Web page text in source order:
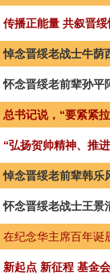
传播正能量 共叙晋绥
悼念晋绥老战士牛荫
怀念晋绥老前辈孙平
总书记说，“要紧紧
“弘扬贺帅精神、推
悼念晋绥老前辈韩乐
怀念晋绥老战士王景
在纪念华主席百年诞
新起点 新征程 基金